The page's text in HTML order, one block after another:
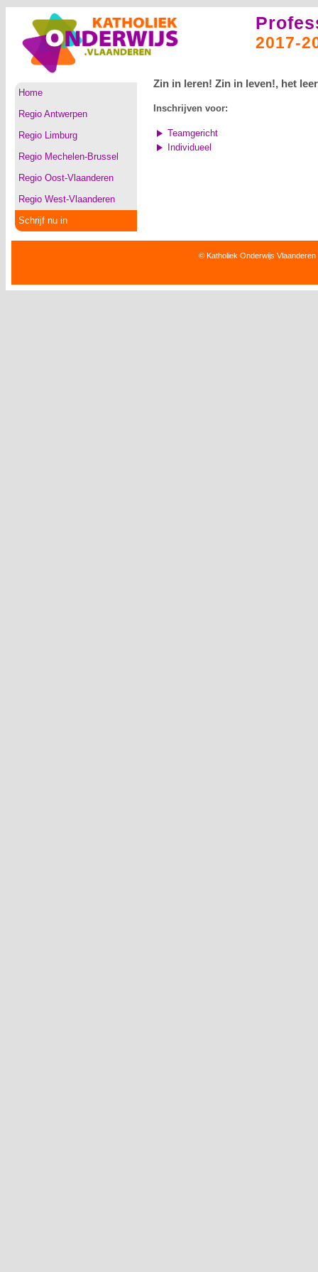
2017-
Home
Regio Antwerpen
Regio Limburg
Regio Mechelen-Brussel
Regio Oost-Vlaanderen
Regio West-Vlaanderen
Schrijf nu in
Zin in leren! Zin in leven!, het
Inschrijven voor:
Teamgericht
Individueel
© Katholiek Onderwijs